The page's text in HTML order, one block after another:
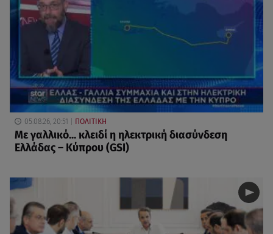
05.08.26, 20:51 ΠΟΛΙΤΙΚΗ
Με γαλλικό... κλειδί η ηλεκτρική διασύνδεση
Ελλάδας – Κύπρου (GSI)